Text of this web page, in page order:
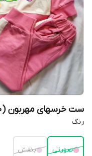
ست خرسهای مهربون (128820)
رنگ
صورتی بنفش